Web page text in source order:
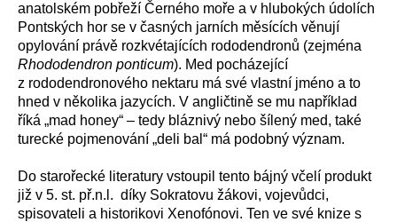
anatolském pobřeží Černého moře a v hlubokých údolích
Pontských hor se v časných jarních měsících věnují
opylování právě rozkvétajících rododendronů (zejména
Rhododendron ponticum). Med pocházející
z rododendronového nektaru má své vlastní jméno a to
hned v několika jazycích. V angličtině se mu například
říká „mad honey“ – tedy bláznivý nebo šílený med, také
turecké pojmenování „deli bal“ má podobný význam.
Do starořecké literatury vstoupil tento bájný včelí produkt
již v 5. st. př.n.l. díky Sokratovu žákovi, vojevůdci,
spisovateli a historikovi Xenofónovi. Ten ve své knize s